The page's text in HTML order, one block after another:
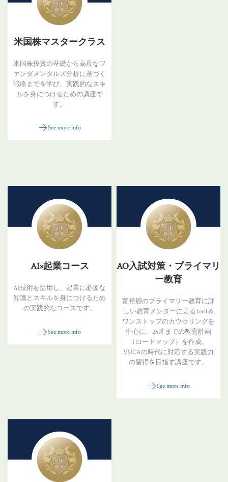
米国株マスタークラス
米国株投資の基礎から高度なフ
ァンダメンタルズ分析に基づく
戦略までを学び、実践的なスキ
ルを身につけるための講座で
す。
See more info
AI×起業コース
AI技術を活用し、起業に必要な
知識とスキルを身につけるため
の実践的なコースです。
See more info
AO入試対策・プライマリ
ー教育
富裕層のプライマリー教育に詳
しい教育メンターによる1on1＆
ワンストップのカウセリングを
中心に、26才までの教育計画
（ロードマップ）を作成、
VUCAの時代に対応する実践力
の習得を目指す講座です。
See more info